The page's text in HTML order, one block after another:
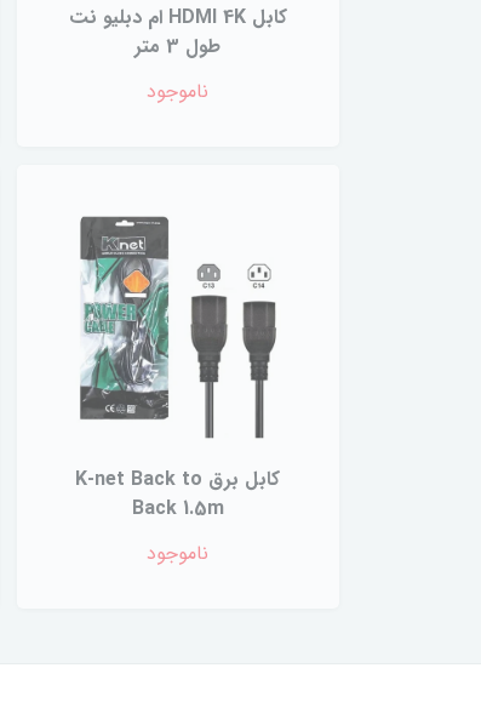
کابل HDMI 4K ام دبلیو نت
طول 3 متر
ناموجود
کابل برق K-net Back to
Back 1.5m
ناموجود